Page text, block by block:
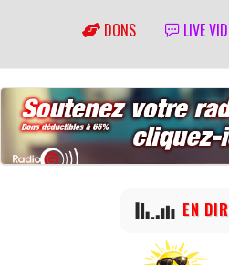
DONS LIVE
EN